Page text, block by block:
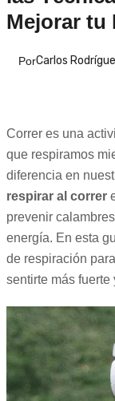
Mejorar tu
PorCarlos
Correr es una
que respiramos
diferencia en
respirar al correr
prevenir
energía. En esta
de respiración
sentirte más fuerte